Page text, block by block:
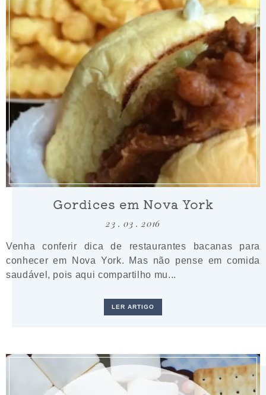
Gordices em Nova York
23 . 03 . 2016
Venha conferir dica de restaurantes bacanas para
conhecer em Nova York. Mas não pense em comida
saudável, pois aqui compartilho mu...
LER ARTIGO